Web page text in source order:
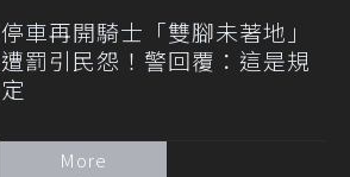
停車再開騎士「雙腳未著地」
遭罰引民怨！警回覆：這是規
定
More